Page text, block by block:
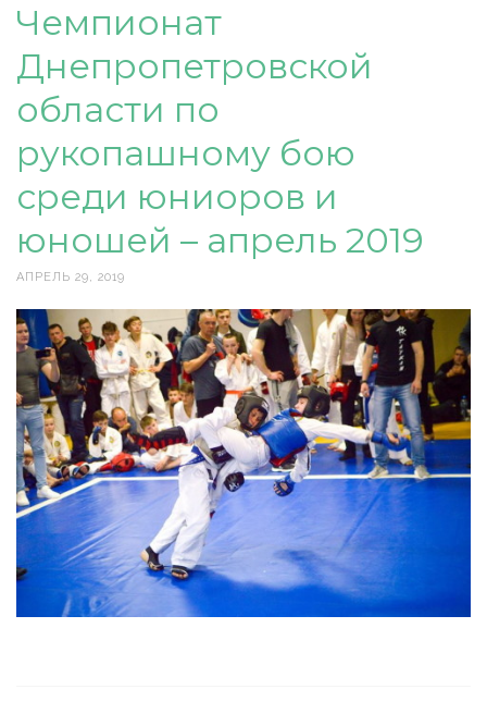
Чемпионат
Днепропетровской
области по
рукопашному бою
среди юниоров и
юношей – апрель 2019
АПРЕЛЬ 29, 2019